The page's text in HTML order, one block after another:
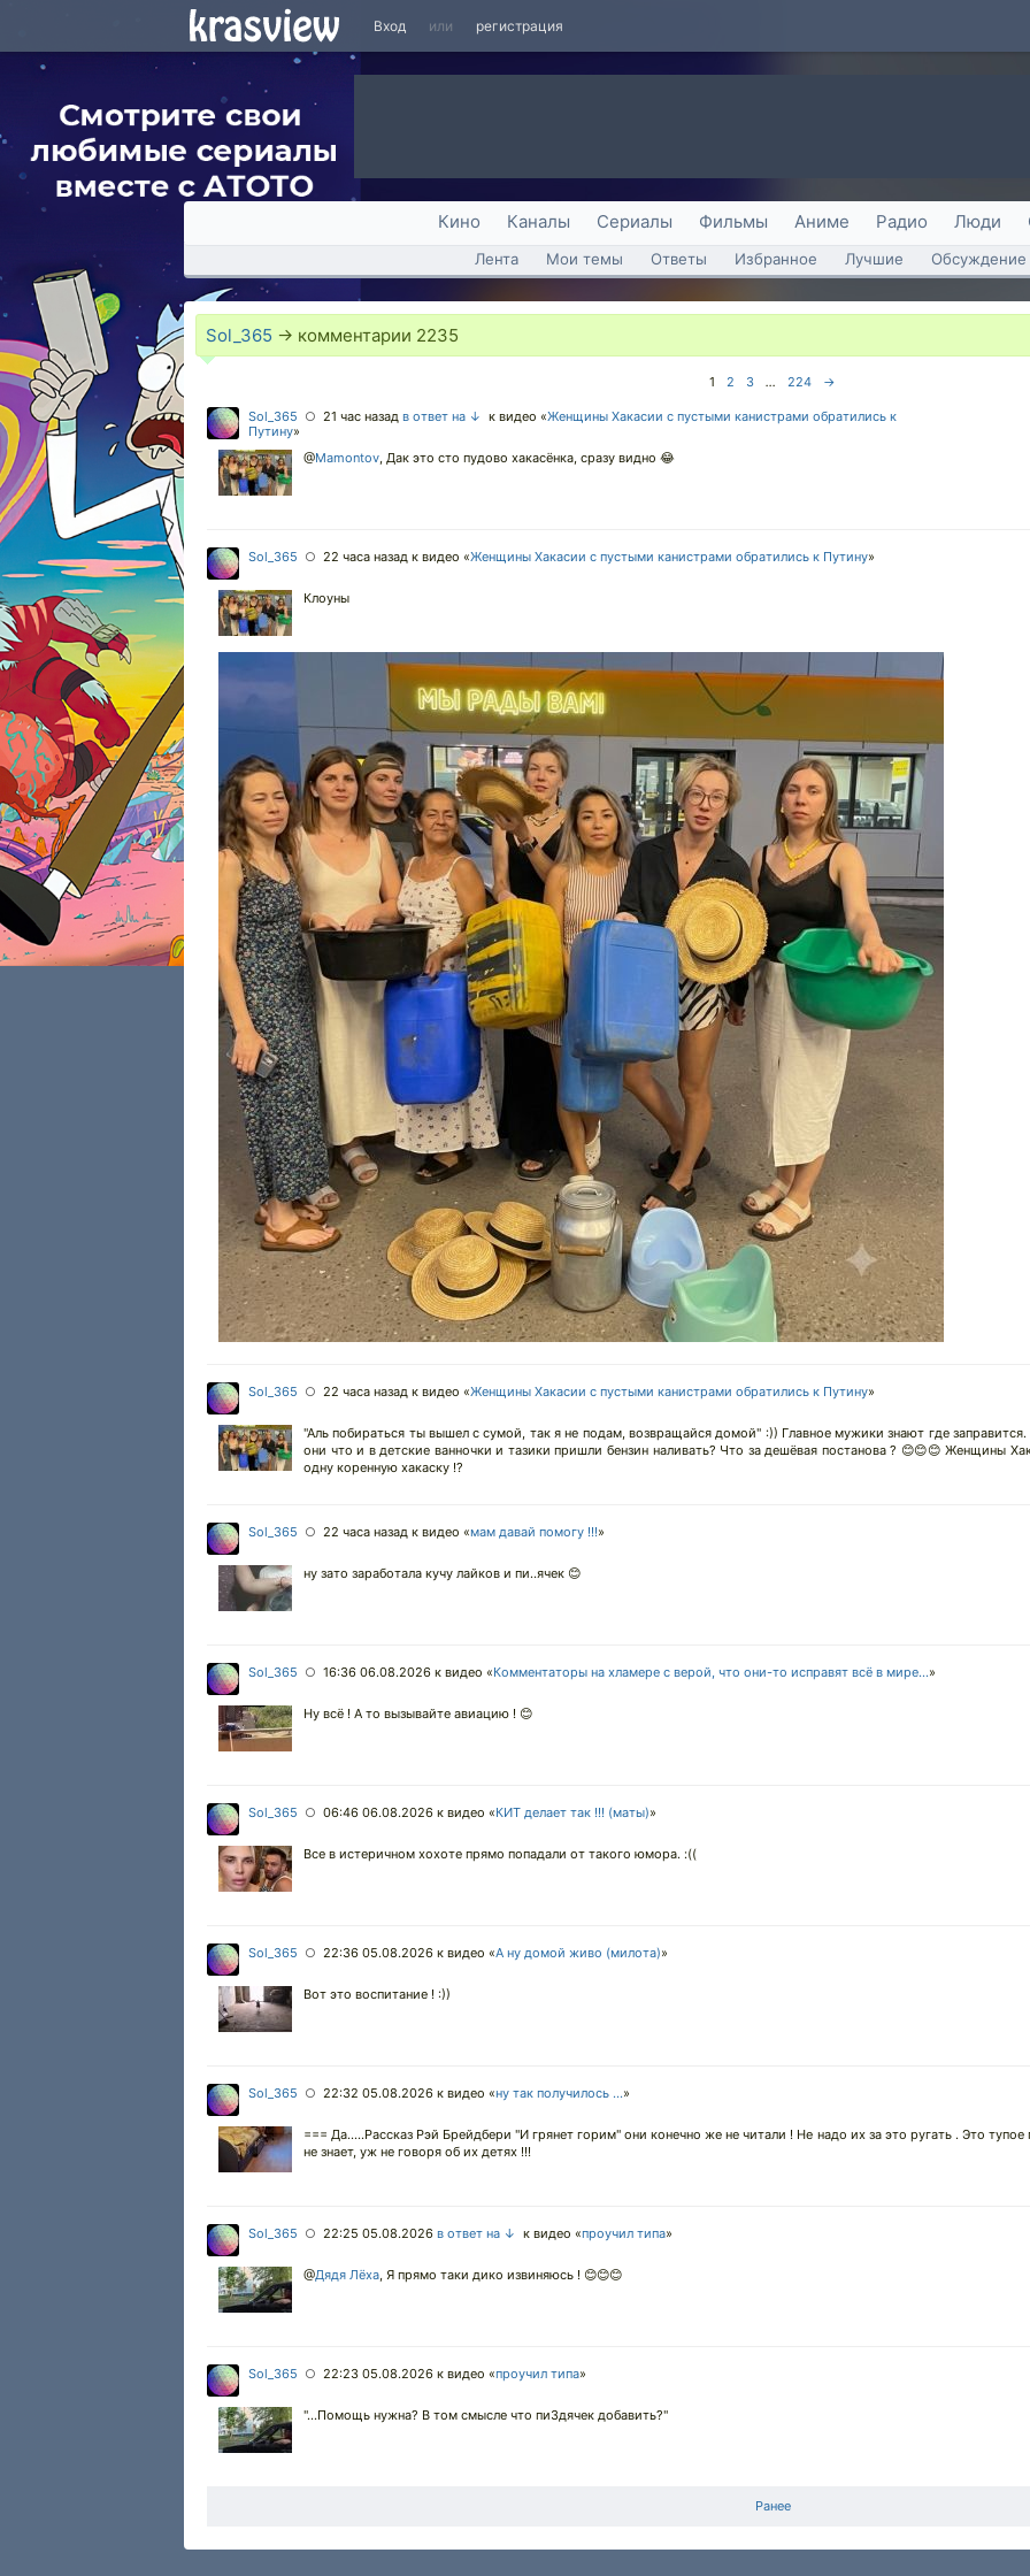
Вход или регистрация
Кино Каналы Сериалы Фильмы Аниме Радио Люди
Лента Мои темы Ответы Избранное Лучшие Обсуждение
Sol_365 → комментарии 2235
1 2 3 ... 224 →
Sol_365 ○ 21 час назад в ответ на ↓ к видео «Женщины Хакасии с пустыми канистрами обратились к
Путину»
@Mamontov, Дак это сто пудово хакасёнка, сразу видно 😂
Sol_365 ○ 22 часа назад к видео «Женщины Хакасии с пустыми канистрами обратились к Путину»
Клоуны
Sol_365 ○ 22 часа назад к видео «Женщины Хакасии с пустыми канистрами обратились к Путину»
"Аль побираться ты вышел с сумой, так я не подам, возвращайся домой" :)) Главное мужики знают где
они что и в детские ванночки и тазики пришли бензин наливать? Что за дешёвая постанова ? 😊😊😊 Женщины
одну коренную хакаску !?
Sol_365 ○ 22 часа назад к видео «мам давай помогу !!!»
ну зато заработала кучу лайков и пи..ячек 😊
Sol_365 ○ 16:36 06.08.2026 к видео «Комментаторы на хламере с верой, что они-то исправят всё в мире...»
Ну всё ! А то вызывайте авиацию ! 😊
Sol_365 ○ 06:46 06.08.2026 к видео «КИТ делает так !!! (маты)»
Все в истеричном хохоте прямо попадали от такого юмора. :((
Sol_365 ○ 22:36 05.08.2026 к видео «А ну домой живо (милота)»
Вот это воспитание ! :))
Sol_365 ○ 22:32 05.08.2026 к видео «ну так получилось ...»
=== Да.....Рассказ Рэй Брейдбери "И грянет горим" они конечно же не читали ! Не надо их за это ругать . Это
не знает, уж не говоря об их детях !!!
Sol_365 ○ 22:25 05.08.2026 в ответ на ↓ к видео «проучил типа»
@Дядя Лёха, Я прямо таки дико извиняюсь ! 😊😊😊
Sol_365 ○ 22:23 05.08.2026 к видео «проучил типа»
"...Помощь нужна? В том смысле что пи3дячек добавить?"
Ранее